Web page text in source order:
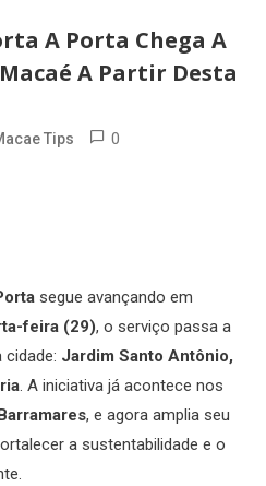
A Porta Chega A
A Partir Desta
Tips 0
segue avançando em
feira (29), o serviço passa a
Jardim Santo Antônio,
. A iniciativa já acontece nos
, e agora amplia seu
a sustentabilidade e o